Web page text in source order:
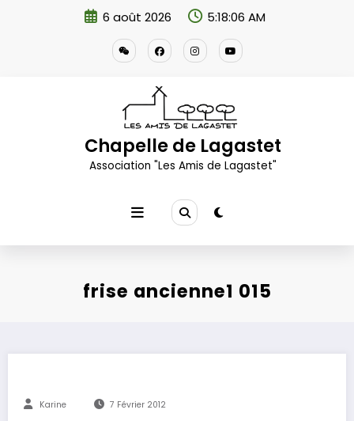
6 août 2026 5:18:07 AM
Chapelle de Lagastet
Association "Les Amis de Lagastet"
frise ancienne1 015
Karine 7 Février 2012